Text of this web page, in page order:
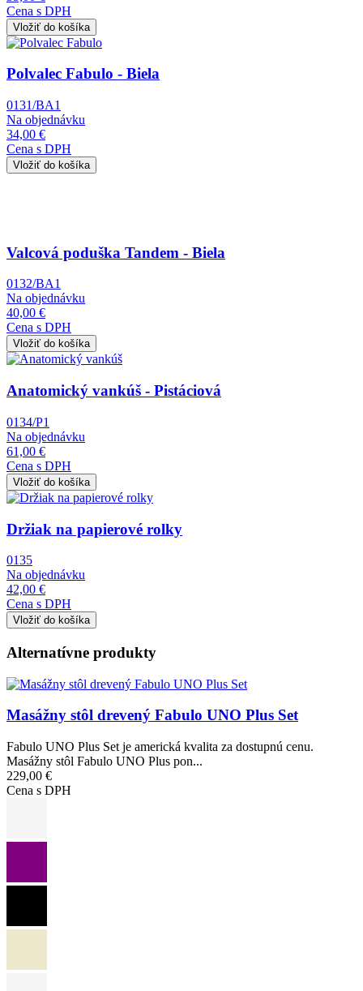
Cena s DPH
Obrázok
Polvalec Fabulo - Biela
0131/BA1
Na objednávku
34,00 €
Cena s DPH
Valcová poduška Tandem - Biela
0132/BA1
Na objednávku
40,00 €
Cena s DPH
Obrázok
Anatomický vankúš - Pistáciová
0134/P1
Na objednávku
61,00 €
Cena s DPH
Obrázok
Držiak na papierové rolky
0135
Na objednávku
42,00 €
Cena s DPH
Alternatívne produkty
Obrázok
Masážny stôl drevený Fabulo UNO Plus Set
Fabulo UNO Plus Set je americká kvalita za dostupnú cenu.
Masážny stôl Fabulo UNO Plus pon...
229,00 €
Cena s DPH